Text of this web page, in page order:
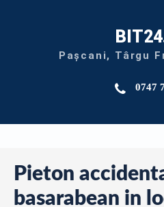
Pașcani, Târgu
0747
Pieton
basarabean in